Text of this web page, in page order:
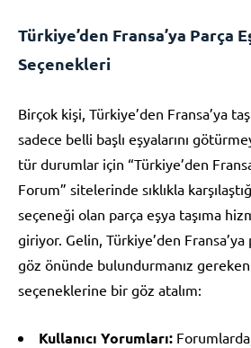
Türkiye’den Fransa’ya Parça
Seçenekleri
Birçok kişi, Türkiye’den Fransa’ya
sadece belli başlı eşyalarını
tür durumlar için “Türkiye’den
Forum” sitelerinde sıklıkla
seçeneği olan parça eşya taşıma
giriyor. Gelin, Türkiye’den Fransa’ya
göz önünde bulundurmanız
seçeneklerine bir göz atalım:
Kullanıcı Yorumları: